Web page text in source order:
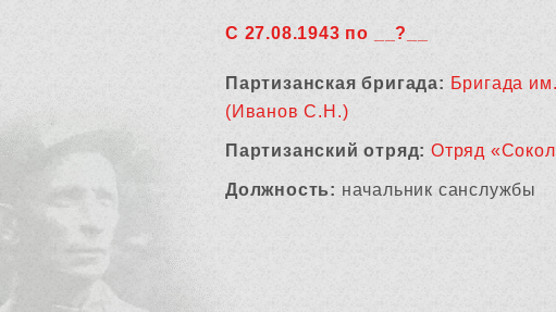
С 27.08.1943 по __?__
Партизанская бригада: Бригада
(Иванов С.Н.)
Партизанский отряд: Отряд
Должность: начальник санслужбы